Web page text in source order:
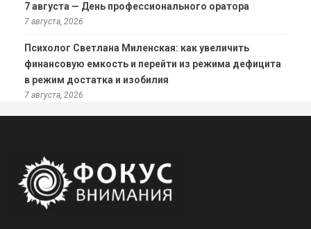
7 августа — День профессионального оратора
7 августа, 2026
Психолог Светлана Миленская: как увеличить
финансовую емкость и перейти из режима дефицита
в режим достатка и изобилия
7 августа, 2026